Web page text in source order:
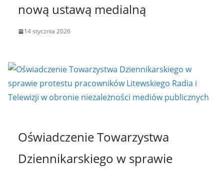
nową ustawą medialną
14 stycznia 2026
Oświadczenie Towarzystwa
Dziennikarskiego w sprawie